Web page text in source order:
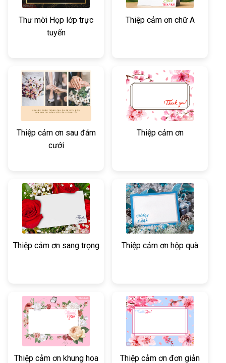
Thư mời Họp lớp trực
tuyến
Thiệp cảm ơn chữ A
Thiệp cảm ơn sau đám
cưới
Thiệp cảm ơn
Thiệp cảm ơn sang trọng Thiệp cảm ơn hộp quà
Thiệp cảm ơn khung hoa Thiệp cảm ơn đơn giản